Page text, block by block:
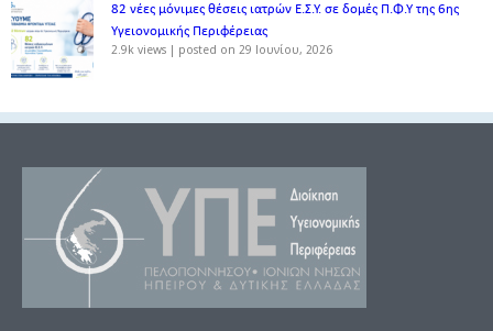
82 νέες μόνιμες θέσεις ιατρών Ε.Σ.Υ. σε δομές Π.Φ.Υ της 6ης
Υγειονομικής Περιφέρειας
2.9k views | posted on 29 Ιουνίου, 2026